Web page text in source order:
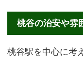
桃谷の治安や雰
桃谷駅を中心に考